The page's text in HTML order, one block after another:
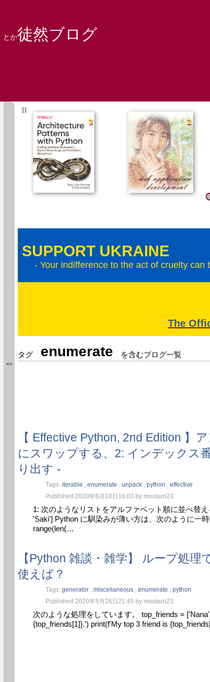
とか徒然ブログ
<<
ΙΙ
3
3 3
3
SUPPORT UKRAINE
- Your indifference to the act of cruelty
The
タグ enumerate
を含むブログ一覧
【 Effective Python, 2nd Edition 】
にスワップする、2: インデックス
り出す -
Tags: iterable , enumerate , unpack , python , effective
Published 2020年6月10日16:03 by mootaro23
1: 次のようなリストをアルファベット順に並べ替
'Saki'] Python に馴染みが薄い方は、次のように一
range(len(…
【Python 雑談・雑学】 ループ処
使えば？
Tags: generator , miscellaneous , enumerate , python
Published 2020年5月26日21:45 by mootaro23
次のような処理をしています。 top_friends =
{top_friends[1]}.') print(f'My top 3 friend is